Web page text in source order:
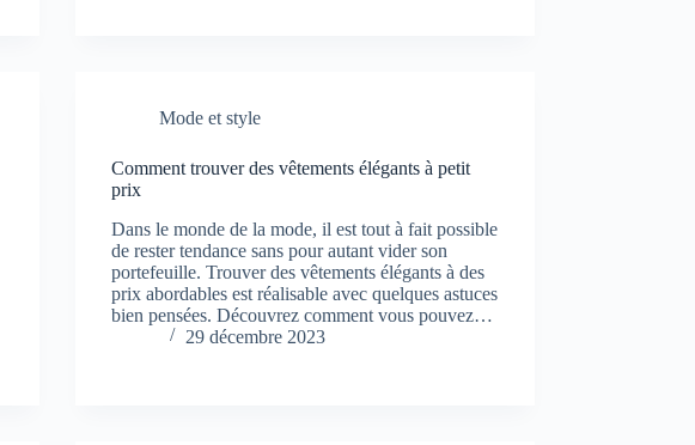
Mode et style
Comment trouver des vêtements élégants à petit
prix
Dans le monde de la mode, il est tout à fait possible
de rester tendance sans pour autant vider son
portefeuille. Trouver des vêtements élégants à des
prix abordables est réalisable avec quelques astuces
bien pensées. Découvrez comment vous pouvez…
29 décembre 2023